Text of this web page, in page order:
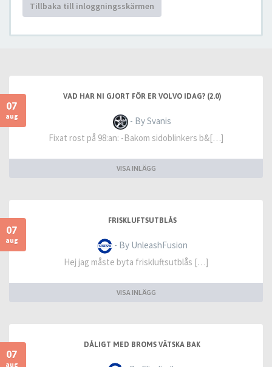
Tillbaka till inloggningsskärmen
07
aug
VAD HAR NI GJORT FÖR ER VOLVO IDAG? (2.0)
- By Svanis
Fixat rost på 98:an: -Bakom sidoblinkers b&[…]
VISA INLÄGG
07
aug
FRISKLUFTSUTBLÅS
- By UnleashFusion
Hej jag måste byta friskluftsutblås […]
VISA INLÄGG
07
aug
DÅLIGT MED BROMS VÄTSKA BAK